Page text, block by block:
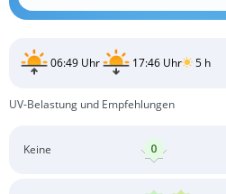
06:49 Uhr 17:46 Uhr 5 h
UV-Belastung und Empfehlungen
Keine